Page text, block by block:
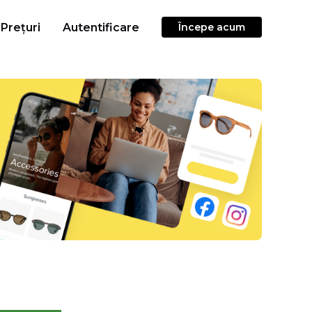
Prețuri Autentificare Începe acum